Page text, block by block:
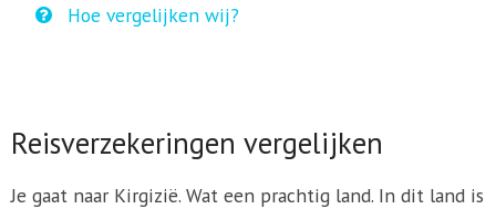
Hoe vergelijken wij?
Reisverzekeringen vergelijken
Je gaat naar Kirgizië. Wat een prachtig land. In dit land is